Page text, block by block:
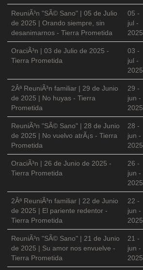
ReuniÃ³n "SÃ© Sano" | 05 de Julio
de 2025 | Orando siempre, sin
desanimarnos - Tierra Prometida
05 -
jul -
2025
OraciÃ³n | 03 de Julio de 2025 -
Tierra Prometida
03 -
jul -
2025
2Âª ReuniÃ³n familiar | 29 de Junio
de 2025 | No huyas - Tierra
Prometida
29 -
jun -
2025
ReuniÃ³n "SÃ© Sano" | 28 de Junio
de 2025 | No vuelvo atrÃ¡s - Tierra
Prometida
28 -
jun -
2025
OraciÃ³n | 26 de Junio de 2025 -
Tierra Prometida
26 -
jun -
2025
2Âª ReuniÃ³n familiar | 22 de Junio
de 2025 | El pariente redentor -
Tierra Prometida
22 -
jun -
2025
ReuniÃ³n "SÃ© Sano" | 21 de Junio
de 2025 | Su amor nos envuelve -
Tierra Prometida
21 -
jun -
2025